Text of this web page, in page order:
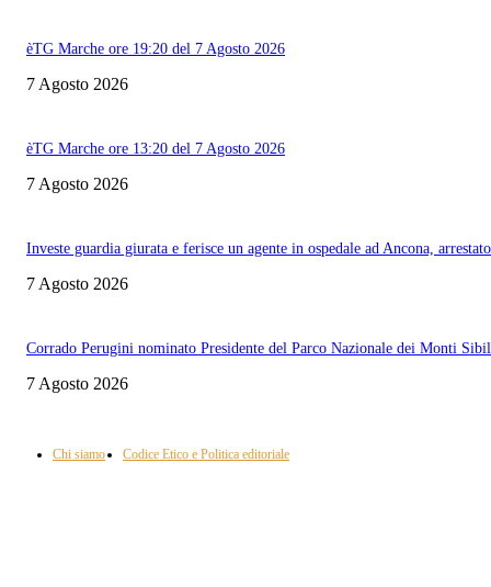
èTG Marche ore 19:20 del 7 Agosto 2026
7 Agosto 2026
èTG Marche ore 13:20 del 7 Agosto 2026
7 Agosto 2026
Investe guardia giurata e ferisce un agente in ospedale ad Ancona, arrestato
7 Agosto 2026
Corrado Perugini nominato Presidente del Parco Nazionale dei Monti
7 Agosto 2026
Chi siamo Codice Etico e Politica editoriale